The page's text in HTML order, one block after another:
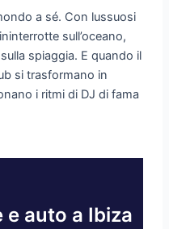
a sé. Con lussuosi
sull’oceano,
spiaggia. E quando il
si trasformano in
i ritmi di DJ di fama
auto a Ibiza